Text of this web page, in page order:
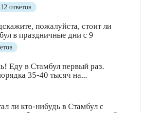
ответов
пожалуйста, стоит ли
в праздничные дни с 9
Еду в Стамбул первый раз.
35-40 тысяч на...
ли кто-нибудь в Стамбул с